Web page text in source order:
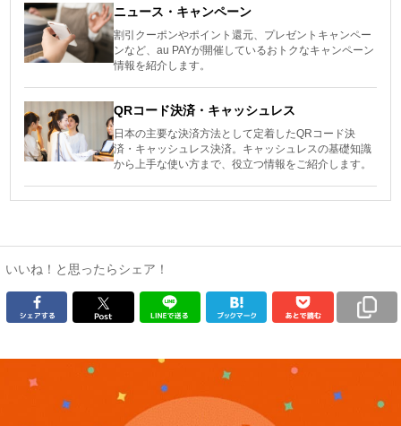
ニュース・キャンペーン
割引クーポンやポイント還元、プレゼントキャンペー
ンなど、au PAYが開催しているおトクなキャンペーン
情報を紹介します。
QRコード決済・キャッシュレス
日本の主要な決済方法として定着したQRコード決
済・キャッシュレス決済。キャッシュレスの基礎知識
から上手な使い方まで、役立つ情報をご紹介します。
いいね！と思ったらシェア！